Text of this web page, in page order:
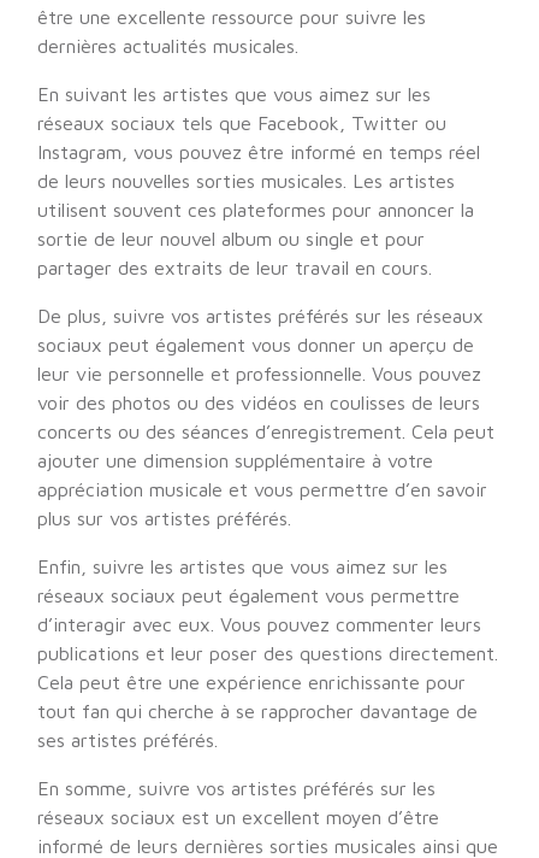
être une excellente ressource pour suivre les
dernières actualités musicales.
En suivant les artistes que vous aimez sur les
réseaux sociaux tels que Facebook, Twitter ou
Instagram, vous pouvez être informé en temps réel
de leurs nouvelles sorties musicales. Les artistes
utilisent souvent ces plateformes pour annoncer la
sortie de leur nouvel album ou single et pour
partager des extraits de leur travail en cours.
De plus, suivre vos artistes préférés sur les réseaux
sociaux peut également vous donner un aperçu de
leur vie personnelle et professionnelle. Vous pouvez
voir des photos ou des vidéos en coulisses de leurs
concerts ou des séances d’enregistrement. Cela peut
ajouter une dimension supplémentaire à votre
appréciation musicale et vous permettre d’en savoir
plus sur vos artistes préférés.
Enfin, suivre les artistes que vous aimez sur les
réseaux sociaux peut également vous permettre
d’interagir avec eux. Vous pouvez commenter leurs
publications et leur poser des questions directement.
Cela peut être une expérience enrichissante pour
tout fan qui cherche à se rapprocher davantage de
ses artistes préférés.
En somme, suivre vos artistes préférés sur les
réseaux sociaux est un excellent moyen d’être
informé de leurs dernières sorties musicales ainsi que